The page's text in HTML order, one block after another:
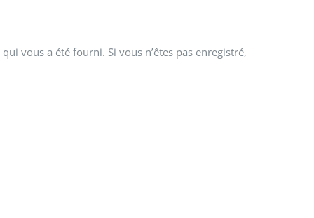
vous a été fourni. Si vous n’êtes pas enregistré,